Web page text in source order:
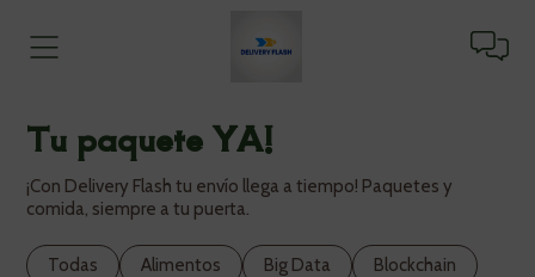
Tu paquete YA!
¡Con Delivery Flash tu envío llega a tiempo! Paquetes y
comida, siempre a tu puerta.
Todas Alimentos Big Data
Blockchain